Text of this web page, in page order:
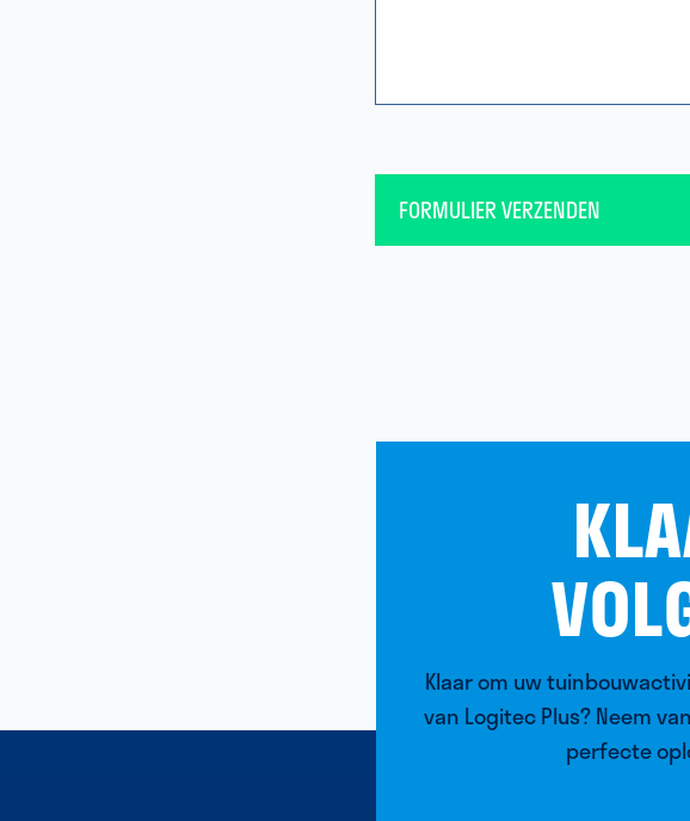
FORMULIER VERZENDEN
Klaar om uw
van Logitec Plus? Neem
perfecte